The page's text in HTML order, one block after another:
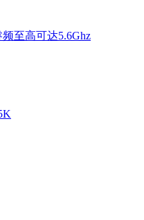
至高可达5.6Ghz